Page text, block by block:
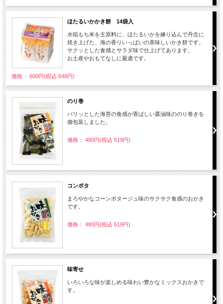
ほたるいかかき餅 14袋入
水稲もち米を主原料に、ほたるいかを練り込んで丹念に
焼き上げた、海の香りいっぱいの美味しいかき餅です。
サクッとした食感とサラダ味で仕上げてあります。
お土産やおもてなしに最適です。
価格： 600円(税込 648円)
のり巻
パリッとした海苔の食感が香ばしい醤油味ののり巻きを
個包装しました。
価格： 480円(税込 519円)
コンポタ
まろやかなコーンポタージュ味のサクサク食感のおかき
です。
価格： 480円(税込 519円)
味寄せ
いろいろな味が楽しめる味わい豊かなミックスおかきで
す。